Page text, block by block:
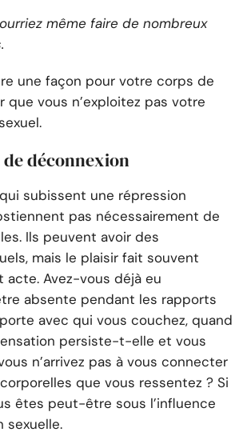
même faire de nombreux
une façon pour votre corps de
que vous n’exploitez pas votre
déconnexion
subissent une répression
pas nécessairement de
Ils peuvent avoir des
mais le plaisir fait souvent
Avez-vous déjà eu
absente pendant les rapports
avec qui vous couchez, quand
persiste-t-elle et vous
n’arrivez pas à vous connecter
que vous ressentez ? Si
êtes peut-être sous l’influence
sexuelle.